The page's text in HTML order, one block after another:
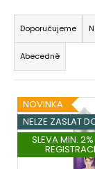
Ř
a
z
e
n
í
p
r
o
Doporučujeme
Abecedně
V
ý
p
i
NOVINKA
NELZE ZASLAT
SLEVA MIN.
REGISTRACI
n
a
í
t
?